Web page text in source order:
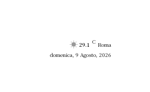
29.1 C Roma
domenica, 9 Agosto, 2026